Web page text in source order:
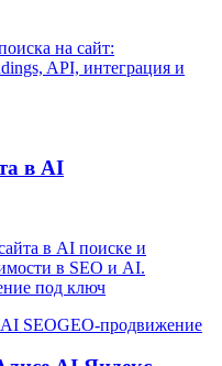
на сайт:
API, интеграция и
в AI
в AI поиске и
в SEO и AI.
под ключ
AI SEOGEO-продвижение